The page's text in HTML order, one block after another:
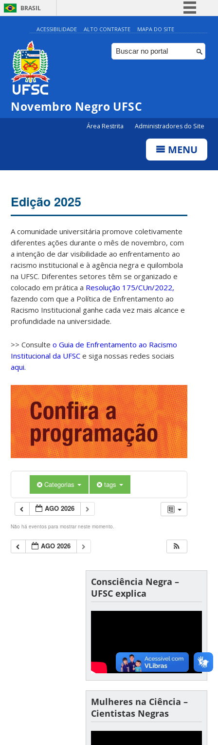
BRASIL
Simplifique!
Comunica BR
Participe
ACESSIBILIDADE ALTO CONTRASTE MAPA DO SITE
Novembro Negro UFSC
Área Restrita Administradores do Site
MENU
Edição 2025
A comunidade universitária promove coletivamente
diferentes ações durante o mês de novembro, com
a intenção de dar visibilidade ao enfrentamento ao
racismo institucional e à agência negra e quilombola
na UFSC. Diferentes setores têm se organizado e
colocado em prática a Resolução 175/CUn/2022,
fazendo com que a Política de Enfrentamento ao
Racismo Institucional ganhe cada vez mais alcance e
profundidade na universidade.
>> Consulteo Guia de Enfrentamento ao Racismo
Institucional da UFSC e siga nossas redes sociais
aqui.
Categorias tags
AGO 2026
Não há eventos para mostrar neste momento.
AGO 2026
Consciência Negra –
UFSC explica
Mulheres na Ciência –
Cientistas Negras